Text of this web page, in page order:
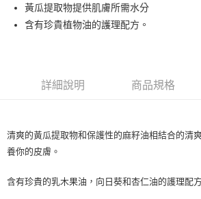
街口支付
ATM付款
全家取貨付款
全家純取貨 (先付款
黃瓜提取物提供肌膚所需水分
含有珍貴植物油的護理配方。
詳細說明 商品規格
清爽的黃瓜提取物和保護性的麻籽油相結合的清
養你的皮膚。
含有珍貴的乳木果油，向日葵和杏仁油的護理配